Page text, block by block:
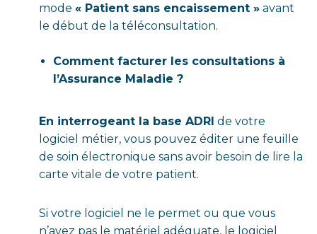
mode « Patient sans encaissement » avant
le début de la téléconsultation.
Comment facturer les consultations à
l’Assurance Maladie ?
En interrogeant la base ADRI de votre
logiciel métier, vous pouvez éditer une feuille
de soin électronique sans avoir besoin de lire la
carte vitale de votre patient.
Si votre logiciel ne le permet ou que vous
n’avez pas le matériel adéquate, le logiciel